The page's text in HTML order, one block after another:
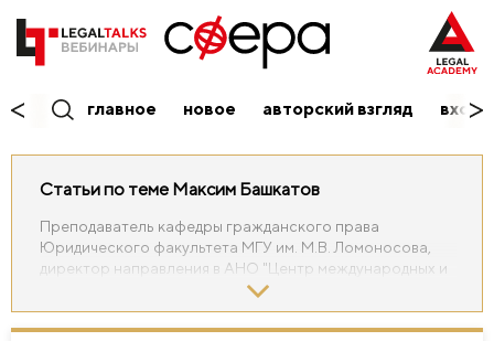
главное новое авторский взгляд вход/
Статьи по теме Максим Башкатов
Преподаватель кафедры гражданского права
Юридического факультета МГУ им. М.В. Ломоносова,
директор направления в АНО "Центр международных и
сравнительно-правовых исследований", ответственный
редактор журнала «Вестник гражданского права»,
арбитр Российского арбитражного центра при